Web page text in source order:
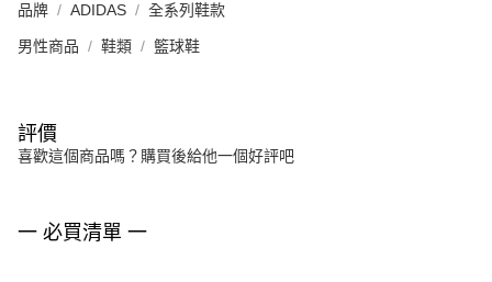
品牌 ADIDAS 全系列鞋款
男性商品 鞋類 籃球鞋
評價
喜歡這個商品嗎？購買後給他一個好評吧
一 必買清單 一